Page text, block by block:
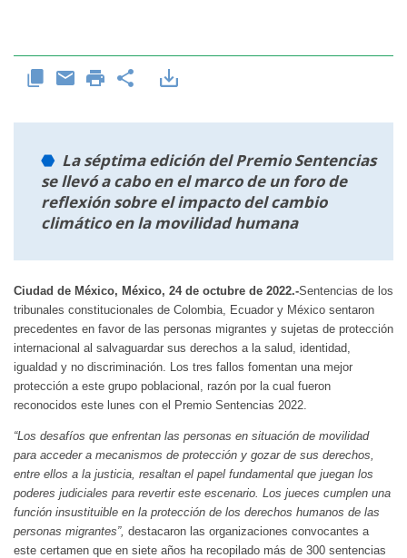
La séptima edición del Premio Sentencias
se llevó a cabo en el marco de un foro de
reflexión sobre el impacto del cambio
climático en la movilidad humana
Ciudad de México, México, 24 de octubre de 2022.-Sentencias de los
tribunales constitucionales de Colombia, Ecuador y México sentaron
precedentes en favor de las personas migrantes y sujetas de protección
internacional al salvaguardar sus derechos a la salud, identidad,
igualdad y no discriminación. Los tres fallos fomentan una mejor
protección a este grupo poblacional, razón por la cual fueron
reconocidos este lunes con el Premio Sentencias 2022.
“Los desafíos que enfrentan las personas en situación de movilidad
para acceder a mecanismos de protección y gozar de sus derechos,
entre ellos a la justicia, resaltan el papel fundamental que juegan los
poderes judiciales para revertir este escenario. Los jueces cumplen una
función insustituible en la protección de los derechos humanos de las
personas migrantes”, destacaron las organizaciones convocantes a
este certamen que en siete años ha recopilado más de 300 sentencias